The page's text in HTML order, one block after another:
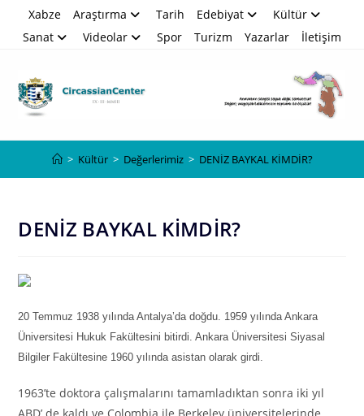
Xabze Araştırma Tarih Edebiyat
Kültür
Sanat
Videolar Spor Turizm Yazarlar İletişim
> Kültür > Değerlerimiz > DENİZ BAYKAL KİMDİR?
DENİZ BAYKAL KİMDİR?
20 Temmuz 1938 yılında Antalya’da doğdu. 1959 yılında Ankara
Üniversitesi Hukuk Fakültesini bitirdi. Ankara Üniversitesi Siyasal
Bilgiler Fakültesine 1960 yılında asistan olarak girdi.
1963’te doktora çalışmalarını tamamladıktan sonra iki yıl